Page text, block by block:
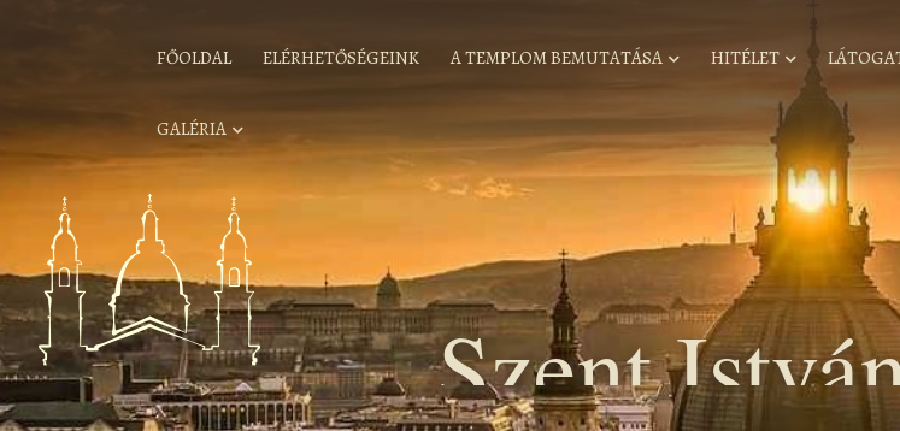
FŐOLDAL ELÉRHETŐSÉGEINK A TEMPLOM BEMUTATÁSA HITÉLET
GALÉRIA
Szent